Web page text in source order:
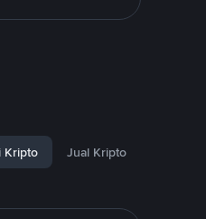
Kripto Jual Kripto